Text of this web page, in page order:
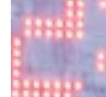
1 min de lectura
Eventos
Carrera IPN
comunidad en
por un futuro